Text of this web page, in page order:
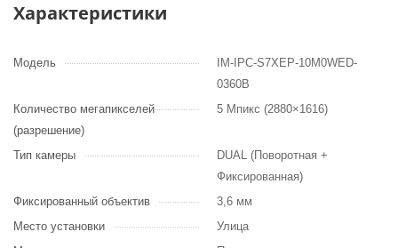
Характеристики
Модель
IM-IPC-S7XEP-10M0WED-
0360B
Количество мегапикселей
(разрешение)
5 Мпикс (2880×1616)
Тип камеры
DUAL (Поворотная +
Фиксированная)
Фиксированный объектив
3,6 мм
Место установки
Улица